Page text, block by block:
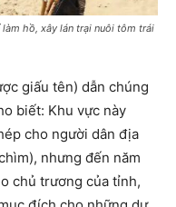
hồ, xây lán trại nuôi tôm trái
giấu tên) dẫn chúng
biết: Khu vực này
cho người dân địa
nhưng đến năm
chủ trương của tỉnh,